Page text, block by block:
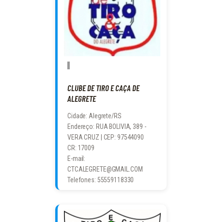
CLUBE DE TIRO E CAÇA DE
ALEGRETE
Cidade: Alegrete/RS
Endereço: RUA BOLIVIA, 389 -
VERA CRUZ | CEP: 97544090
CR: 17009
E-mail:
CTCALEGRETE@GMAIL.COM
Telefones: 55559118330